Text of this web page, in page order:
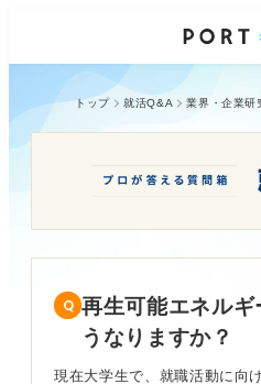
トップ 就活Q&A 業界・企業研
再生可能エネル
うなりますか？
現在大学生で、就職活動に向